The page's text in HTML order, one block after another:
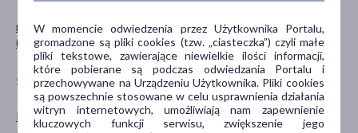
metylosulfonylometan
(MSM)
oczy
SPECYFIKA
Dla zwierząt
W momencie odwiedzenia przez Użytkownika Portalu,
gromadzone są pliki cookies (tzw. „ciasteczka”) czyli małe
pliki tekstowe, zawierające niewielkie ilości informacji,
które pobierane są podczas odwiedzania Portalu i
przechowywane na Urządzeniu Użytkownika. Pliki cookies
są powszechnie stosowane w celu usprawnienia działania
witryn internetowych, umożliwiają nam zapewnienie
kluczowych funkcji serwisu, zwiększenie jego